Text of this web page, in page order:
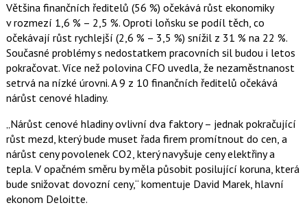
Většina finančních ředitelů (56 %) očekává růst ekonomiky
v rozmezí 1,6 % – 2,5 %. Oproti loňsku se podíl těch, co
očekávají růst rychlejší (2,6 % – 3,5 %) snížil z 31 % na 22 %.
Současné problémy s nedostatkem pracovních sil budou i letos
pokračovat. Více než polovina CFO uvedla, že nezaměstnanost
setrvá na nízké úrovni. A 9 z 10 finančních ředitelů očekává
nárůst cenové hladiny.
„Nárůst cenové hladiny ovlivní dva faktory – jednak pokračující
růst mezd, který bude muset řada firem promítnout do cen, a
nárůst ceny povolenek CO2, který navyšuje ceny elektřiny a
tepla. V opačném směru by měla působit posilující koruna, která
bude snižovat dovozní ceny,“ komentuje David Marek, hlavní
ekonom Deloitte.